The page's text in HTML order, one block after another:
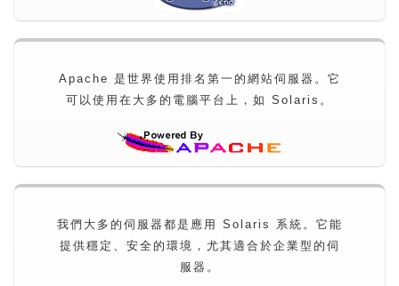
Apache 是世界使用排名第一的網站伺服器。它
可以使用在大多的電腦平台上，如 Solaris。
我們大多的伺服器都是應用 Solaris 系統。它能
提供穩定、安全的環境，尤其適合於企業型的伺
服器。